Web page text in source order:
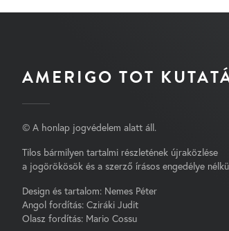
AMERIGO TOT
© A honlap jogvédelem alatt áll.
Tilos bármilyen tartalmi részletének újraközlése
a jogörökösök és a szerző írásos engedélye
Design és tartalom: Nemes Péter
Angol fordítás: Cziráki Judit
Olasz fordítás: Mario Cossu